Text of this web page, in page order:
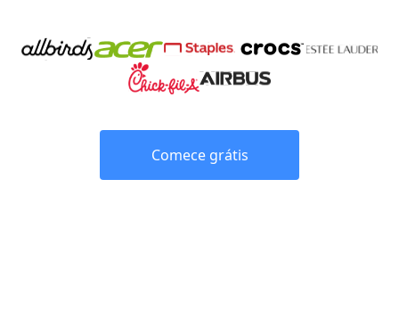
Comece grátis